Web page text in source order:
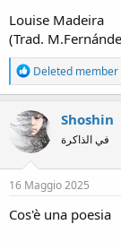
Louise Madeira
(Trad.
R
e
a
c
t
i
o
n
s
Deleted member
Shoshin
في الذاكرة
16 Maggio 2025
Cos'è una poesia